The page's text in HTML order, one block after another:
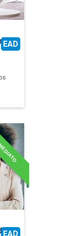
DE
EAD
EAD
em